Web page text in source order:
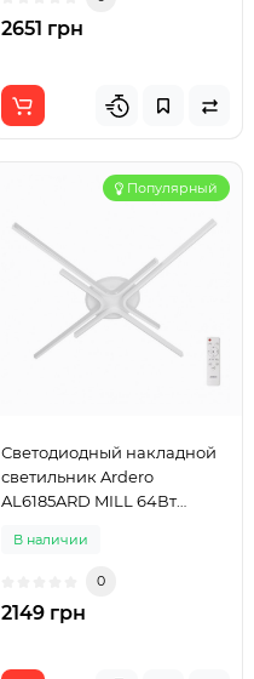
2651 грн
Популярный
Светодиодный накладной
светильник Ardero
AL6185ARD MILL 64Вт
В наличии
0
2149 грн